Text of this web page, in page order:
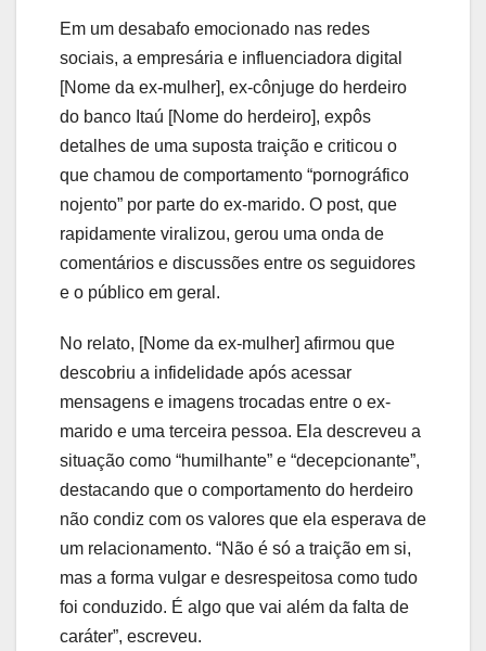
Em um desabafo emocionado nas redes
sociais, a empresária e influenciadora digital
[Nome da ex-mulher], ex-cônjuge do herdeiro
do banco Itaú [Nome do herdeiro], expôs
detalhes de uma suposta traição e criticou o
que chamou de comportamento “pornográfico
nojento” por parte do ex-marido. O post, que
rapidamente viralizou, gerou uma onda de
comentários e discussões entre os seguidores
e o público em geral.
No relato, [Nome da ex-mulher] afirmou que
descobriu a infidelidade após acessar
mensagens e imagens trocadas entre o ex-
marido e uma terceira pessoa. Ela descreveu a
situação como “humilhante” e “decepcionante”,
destacando que o comportamento do herdeiro
não condiz com os valores que ela esperava de
um relacionamento. “Não é só a traição em si,
mas a forma vulgar e desrespeitosa como tudo
foi conduzido. É algo que vai além da falta de
caráter”, escreveu.